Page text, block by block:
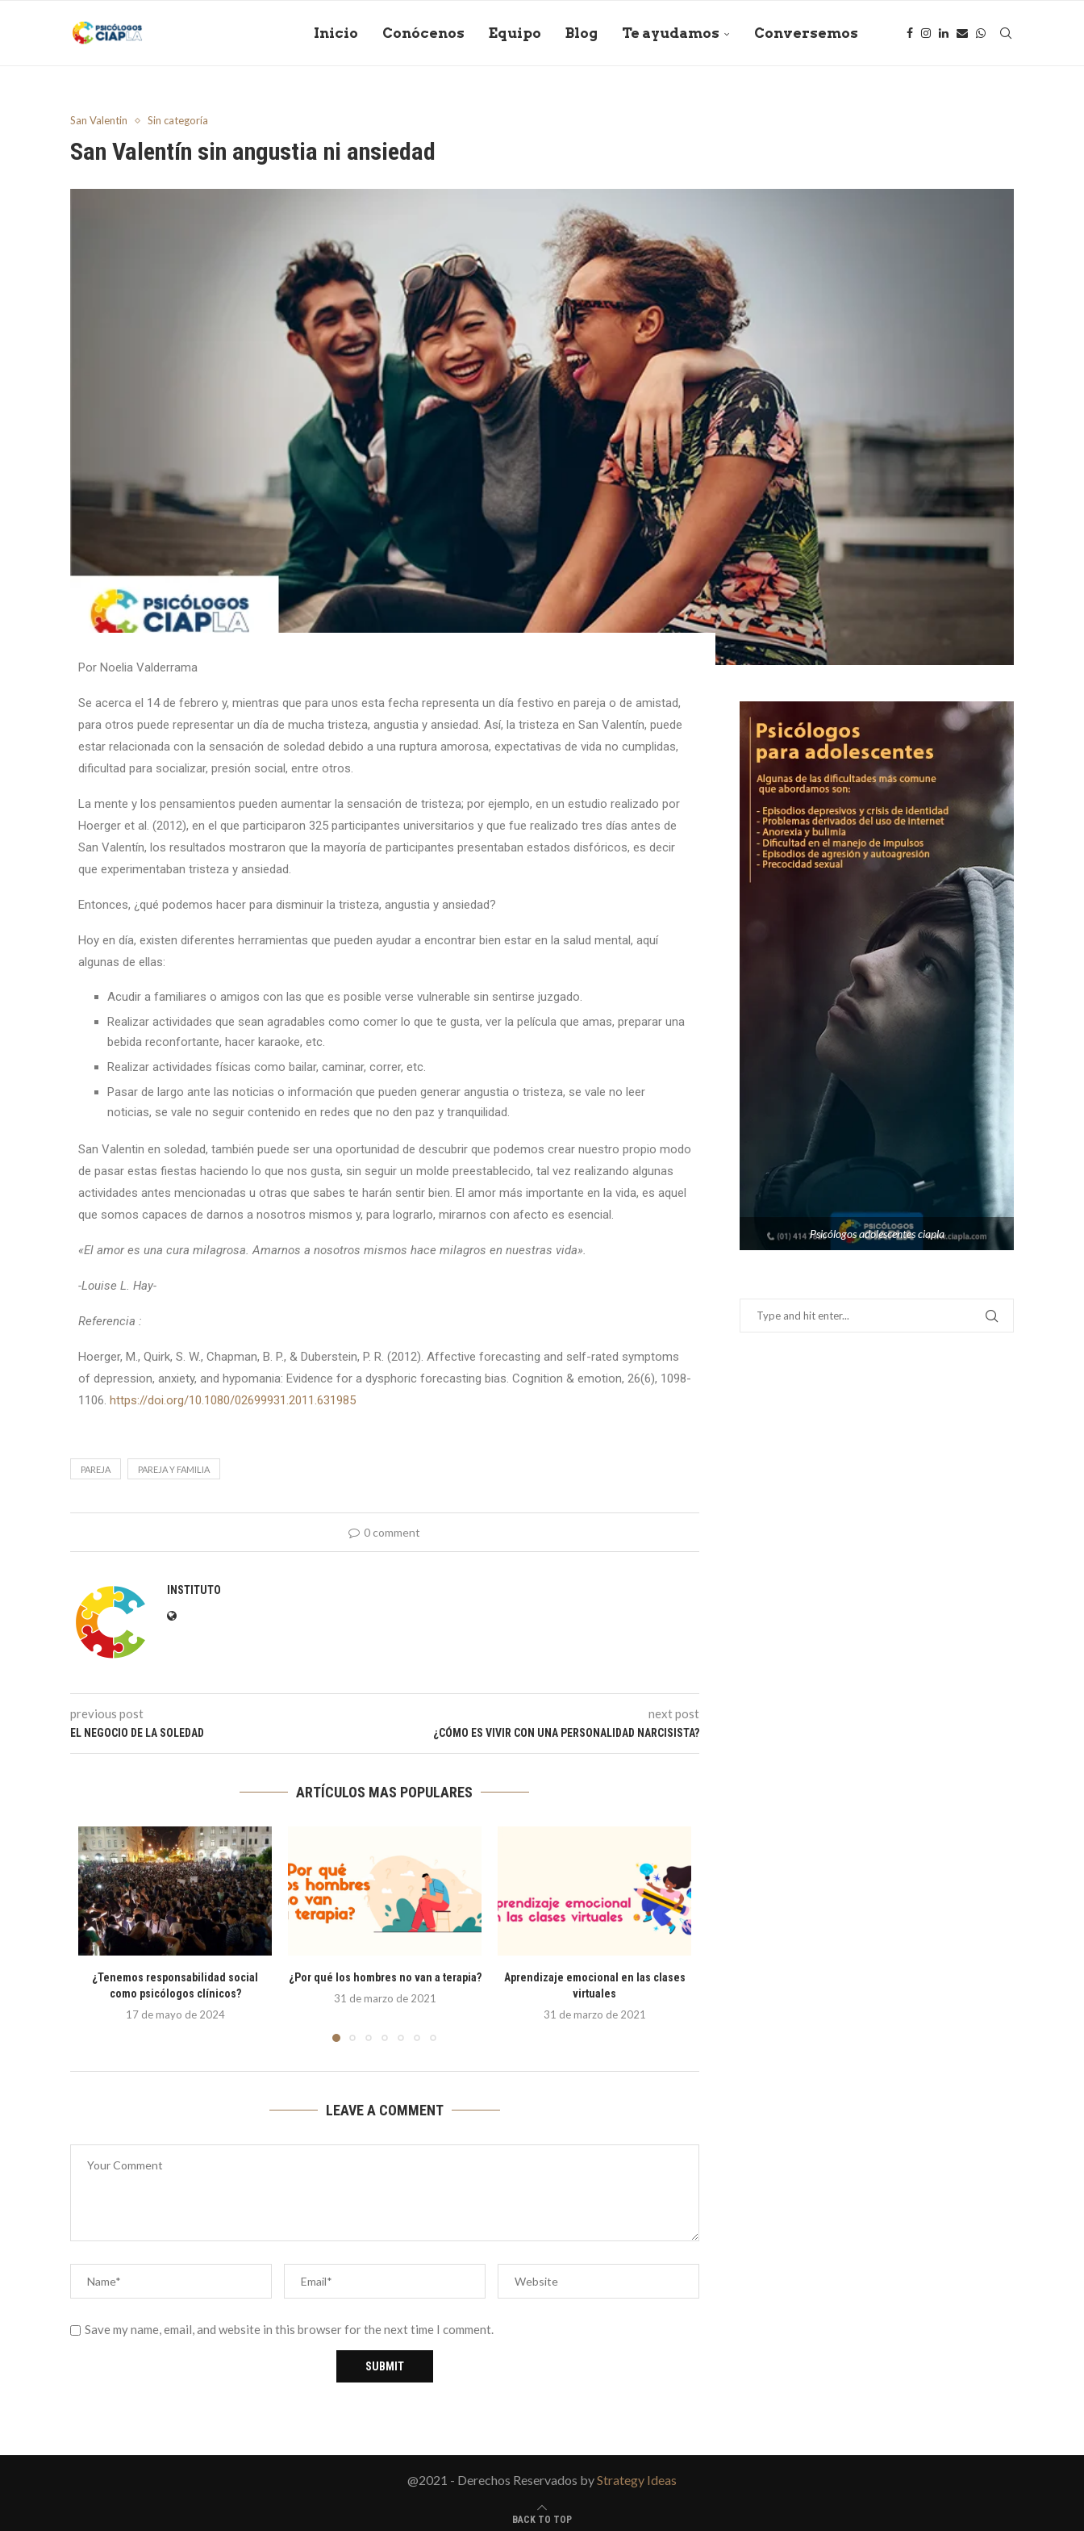
Inicio Conócenos Equipo Blog Te ayudamos Conversemos
San Valentin Sin categoría
San Valentín sin angustia ni ansiedad
Por Noelia Valderrama
Se acerca el 14 de febrero y, mientras que para unos esta fecha representa un día festivo en pareja o de amistad,
para otros puede representar un día de mucha tristeza, angustia y ansiedad. Así, la tristeza en San Valentín, puede
estar relacionada con la sensación de soledad debido a una ruptura amorosa, expectativas de vida no cumplidas,
dificultad para socializar, presión social, entre otros.
La mente y los pensamientos pueden aumentar la sensación de tristeza; por ejemplo, en un estudio realizado por
Hoerger et al. (2012), en el que participaron 325 participantes universitarios y que fue realizado tres días antes de
San Valentín, los resultados mostraron que la mayoría de participantes presentaban estados disfóricos, es decir
que experimentaban tristeza y ansiedad.
Entonces, ¿qué podemos hacer para disminuir la tristeza, angustia y ansiedad?
Hoy en día, existen diferentes herramientas que pueden ayudar a encontrar bien estar en la salud mental, aquí
algunas de ellas:
Acudir a familiares o amigos con las que es posible verse vulnerable sin sentirse juzgado.
Realizar actividades que sean agradables como comer lo que te gusta, ver la película que amas, preparar una
bebida reconfortante, hacer karaoke, etc.
Realizar actividades físicas como bailar, caminar, correr, etc.
Pasar de largo ante las noticias o información que pueden generar angustia o tristeza, se vale no leer
noticias, se vale no seguir contenido en redes que no den paz y tranquilidad.
San Valentin en soledad, también puede ser una oportunidad de descubrir que podemos crear nuestro propio modo
de pasar estas fiestas haciendo lo que nos gusta, sin seguir un molde preestablecido, tal vez realizando algunas
actividades antes mencionadas u otras que sabes te harán sentir bien. El amor más importante en la vida, es aquel
que somos capaces de darnos a nosotros mismos y, para lograrlo, mirarnos con afecto es esencial.
«El amor es una cura milagrosa. Amarnos a nosotros mismos hace milagros en nuestras vida».
-Louise L. Hay-
Referencia :
Hoerger, M., Quirk, S. W., Chapman, B. P., & Duberstein, P. R. (2012). Affective forecasting and self-rated symptoms
of depression, anxiety, and hypomania: Evidence for a dysphoric forecasting bias. Cognition & emotion, 26(6), 1098-
1106. https://doi.org/10.1080/02699931.2011.631985
PAREJA PAREJA Y FAMILIA
0 comment
INSTITUTO
previous post
EL NEGOCIO DE LA SOLEDAD
next post
¿CÓMO ES VIVIR CON UNA PERSONALIDAD NARCISISTA?
ARTÍCULOS MAS POPULARES
¿Tenemos responsabilidad social
como psicólogos clínicos?
17 de mayo de 2024
¿Por qué los hombres no van a terapia?
31 de marzo de 2021
Aprendizaje emocional en las clases
virtuales
31 de marzo de 2021
LEAVE A COMMENT
Save my name, email, and website in this browser for the next time I comment.
Psicólogos adolescentes ciapla
@2021 - Derechos Reservados byStrategy Ideas
BACK TO TOP